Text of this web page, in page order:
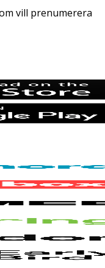
vill prenumerera